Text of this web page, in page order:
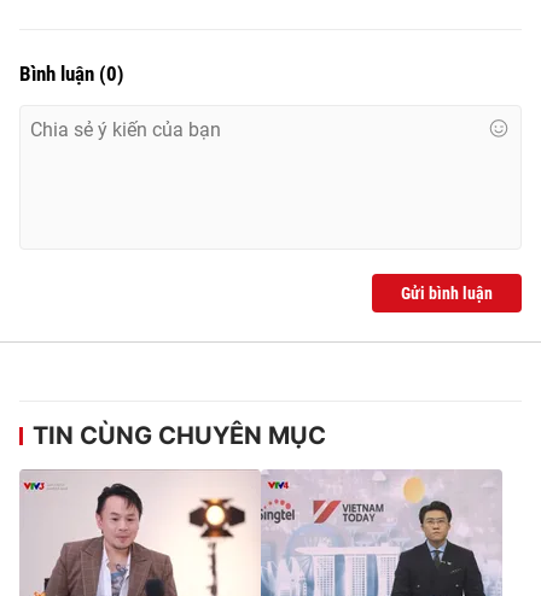
Bình luận (0)
Gửi bình luận
TIN CÙNG CHUYÊN MỤC